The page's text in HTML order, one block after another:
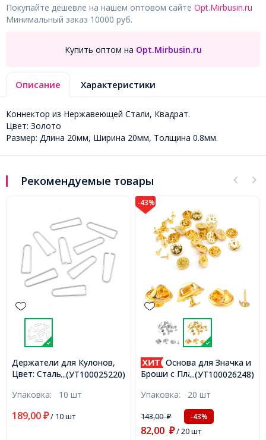
Покупайте дешевле на нашем оптовом сайте Opt.Mirbusin.ru
Минимальный заказ 10000 руб.
Купить оптом на Opt.Mirbusin.ru
Описание Характеристики
Коннектор из Нержавеющей Стали, Квадрат.
Цвет: Золото
Размер: Длина 20мм, Ширина 20мм, Толщина 0.8мм.
Рекомендуемые товары
...(УТ100025220)
Держатели для Кулонов,
Цвет: Сталь, Размер:
(УТ100025220)
Упаковка: 10 шт
189,00 ₽/ 10 шт
-43%
...(УТ100026248)
Основа для Значка и
Броши с Платформой и
Золото, 4.5х12мм,
Отверстие 1мм,
(УТ100026248)
Упаковка: 20 шт
143,00₽ -43%
82,00 ₽/ 20 шт